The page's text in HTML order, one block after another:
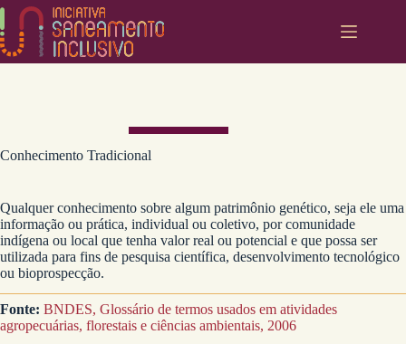
Pular
o
conteúdo
Conhecimento Tradicional
Qualquer conhecimento sobre algum patrimônio genético, seja ele uma
informação ou prática, individual ou coletivo, por comunidade
indígena ou local que tenha valor real ou potencial e que possa ser
utilizada para fins de pesquisa científica, desenvolvimento tecnológico
ou bioprospecção.
Fonte: BNDES, Glossário de termos usados em atividades
agropecuárias, florestais e ciências ambientais, 2006